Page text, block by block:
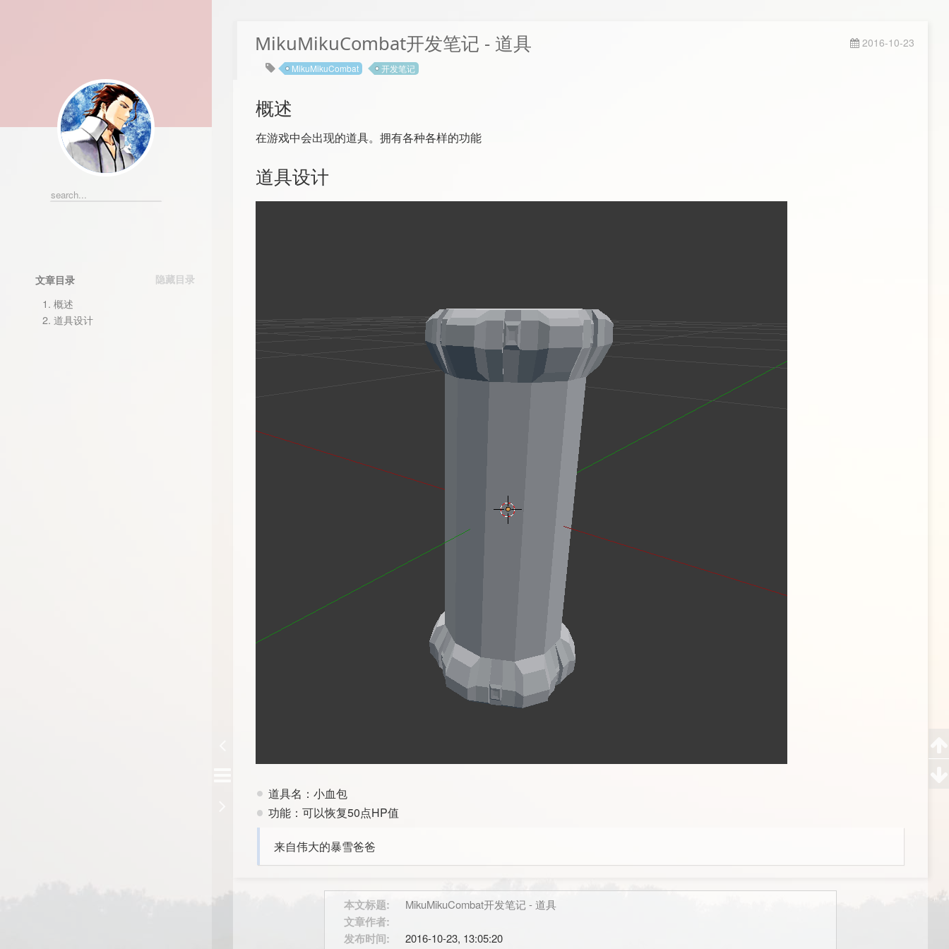
2016-10-23
MikuMikuCombat开发笔记 - 道具
MikuMikuCombat 开发笔记
概述
在游戏中会出现的道具。拥有各种各样的功能
道具设计
道具名：小血包
功能：可以恢复50点HP值
来自伟大的暴雪爸爸
本文标题: MikuMikuCombat开发笔记 - 道具
文章作者:
发布时间:
2016-10-23, 13:05:20
文章目录
1. 概述
2. 道具设计